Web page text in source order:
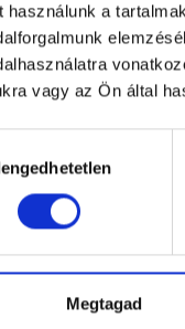
használunk a
vagy az Ön által
Megtagad
tölt...
Ft